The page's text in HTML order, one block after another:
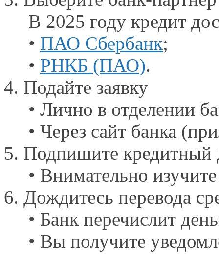
В 2025 году кредит
• ПАО Сбербанк;
• РНКБ (ПАО).
4. Подайте заявку
• Лично в отделении
• Через сайт банка
5. Подпишите кредитный
• Внимательно
6. Дождитесь перевода
• Банк перечислит
• Вы получите